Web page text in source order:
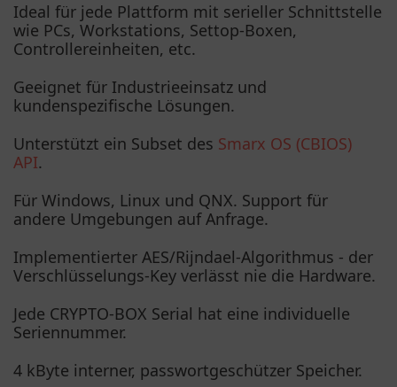
Ideal für jede Plattform mit serieller Schnittstelle
wie PCs, Workstations, Settop-Boxen,
Controllereinheiten, etc.
Geeignet für Industrieeinsatz und
kundenspezifische Lösungen.
Unterstützt ein Subset des Smarx OS (CBIOS)
API.
Für Windows, Linux und QNX. Support für
andere Umgebungen auf Anfrage.
Implementierter AES/Rijndael-Algorithmus - der
Verschlüsselungs-Key verlässt nie die Hardware.
Jede CRYPTO-BOX Serial hat eine individuelle
Seriennummer.
4 kByte interner, passwortgeschützer Speicher.